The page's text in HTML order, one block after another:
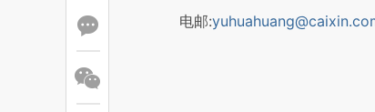
电邮: